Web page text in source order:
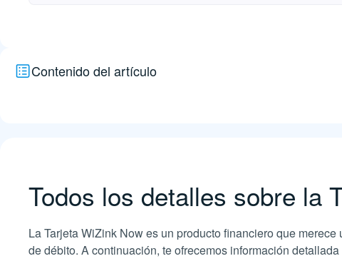
Contenido del artículo
Todos los detalles sobre la
La Tarjeta WiZink Now es un producto financiero que
de débito. A continuación, te ofrecemos información